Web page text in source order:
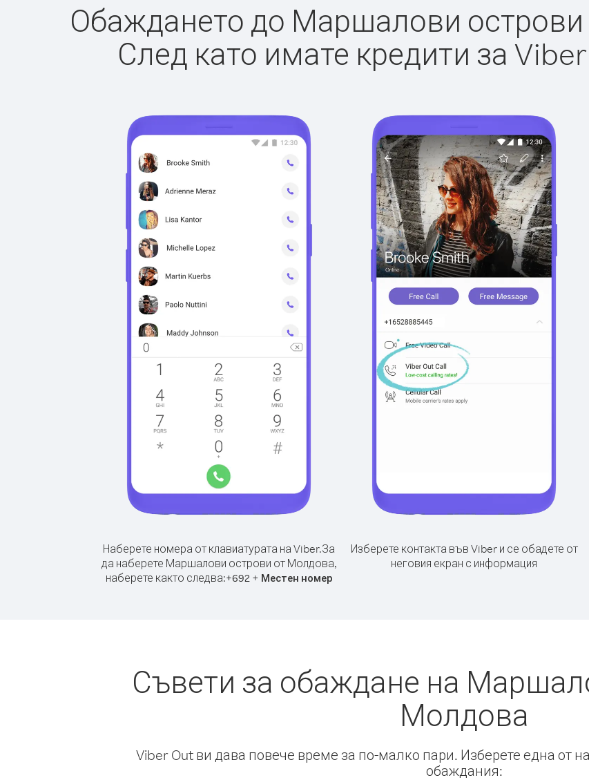
Обаждането до Маршалови острови
След като имате кредити за
Наберете номера от клавиатурата на Viber.За
да наберете Маршалови острови от Молдова,
наберете както следва:+692+ Местен номер
Изберете контакта във Viber и се обадете от
неговия екран с информация
Съвети за обаждане на
Молдова
Viber Out ви дава повече време за по-малко пари. Изберете една от
обаждания: